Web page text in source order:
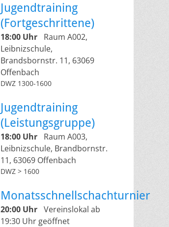
Jugendtraining
(Fortgeschrittene)
18:00 Uhr
Raum A002,
Leibnizschule,
Brandsbornstr. 11, 63069
Offenbach
DWZ 1300-1600
Jugendtraining
(Leistungsgruppe)
18:00 Uhr
Raum A003,
Leibnizschule, Brandbornstr.
11, 63069 Offenbach
DWZ > 1600
Monatsschnellschachturnier
20:00 Uhr
Vereinslokal ab
19:30 Uhr geöffnet